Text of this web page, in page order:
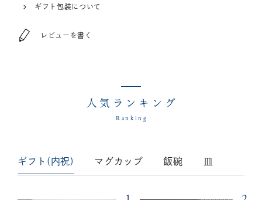
ギフト包装について
レビューを書く
人気ランキング
Ranking
ギフト(内祝) マグカップ 飯碗 皿